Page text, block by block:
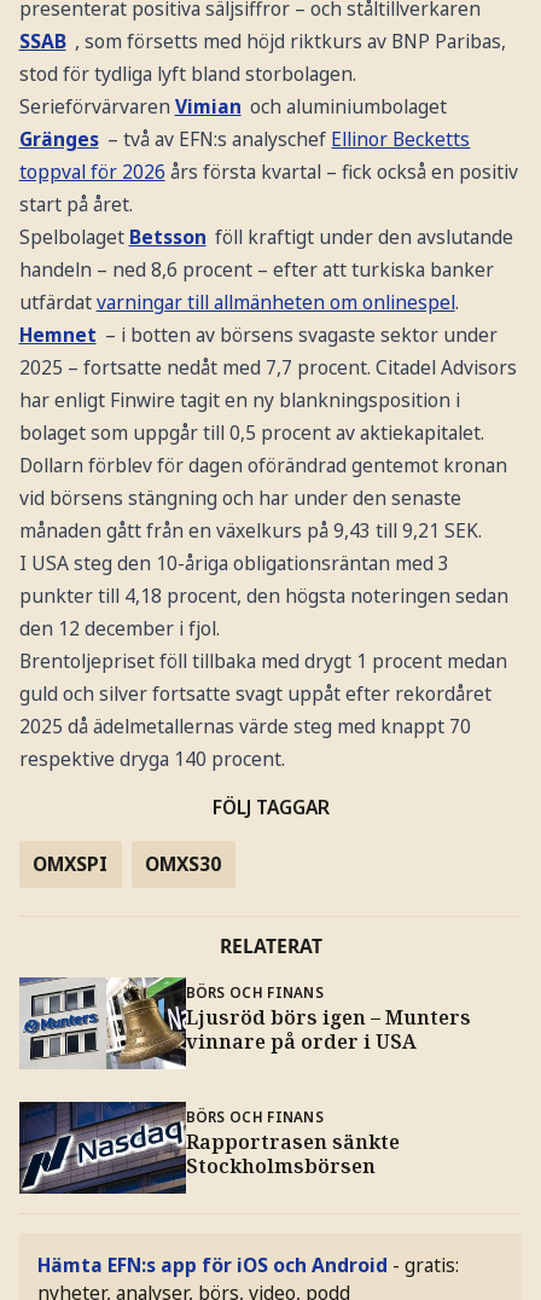
presenterat positiva säljsiffror – och ståltillverkaren
SSAB , som försetts med höjd riktkurs av BNP Paribas,
stod för tydliga lyft bland storbolagen.
Serieförvärvaren Vimian och aluminiumbolaget
Gränges – två av EFN:s analyschef Ellinor Becketts
toppval för 2026 års första kvartal – fick också en positiv
start på året.
Spelbolaget Betsson föll kraftigt under den avslutande
handeln – ned 8,6 procent – efter att turkiska banker
utfärdatvarningar till allmänheten om onlinespel.
Hemnet – i botten av börsens svagaste sektor under
2025 – fortsatte nedåt med 7,7 procent. Citadel Advisors
har enligt Finwire tagit en ny blankningsposition i
bolaget som uppgår till 0,5 procent av aktiekapitalet.
Dollarn förblev för dagen oförändrad gentemot kronan
vid börsens stängning och har under den senaste
månaden gått från en växelkurs på 9,43 till 9,21 SEK.
I USA steg den 10-åriga obligationsräntan med 3
punkter till 4,18 procent, den högsta noteringen sedan
den 12 december i fjol.
Brentoljepriset föll tillbaka med drygt 1 procent medan
guld och silver fortsatte svagt uppåt efter rekordåret
2025 då ädelmetallernas värde steg med knappt 70
respektive dryga 140 procent.
FÖLJ TAGGAR
OMXSPI OMXS30
RELATERAT
BÖRS OCH FINANS
Ljusröd börs igen – Munters
vinnare på order i USA
BÖRS OCH FINANS
Rapportrasen sänkte
Stockholmsbörsen
Hämta EFN:s app för iOS och Android - gratis:
nyheter, analyser, börs, video, podd